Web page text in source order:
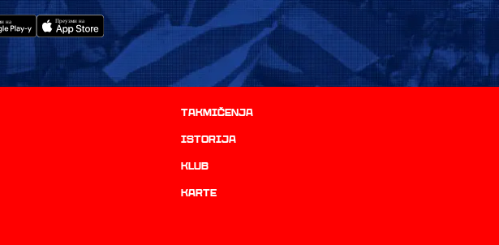
Takmičenja
istorija
Klub
Karte